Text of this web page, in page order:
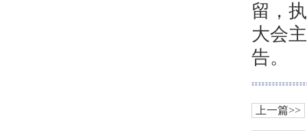
留，
大会
告。
上一篇>>